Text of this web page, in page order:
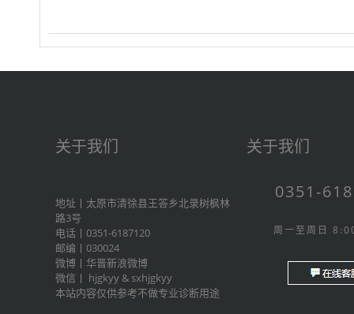
关于我们
地址丨太原市清徐县王答乡北录树枫林
路3号
电话丨0351-6187120
邮编丨030024
微博丨 华晋新浪微博
微信丨 hjgkyy & sxhjgkyy
本站内容仅供参考不做专业诊断用途
关于我们
0351-
周一至周日